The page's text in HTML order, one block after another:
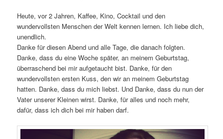
Heute, vor 2 Jahren, Kaffee, Kino, Cocktail und den
wundervollsten Menschen der Welt kennen lernen. Ich liebe dich,
unendlich.
Danke für diesen Abend und alle Tage, die danach folgten.
Danke, dass du eine Woche später, an meinem Geburtstag,
überraschend bei mir aufgetaucht bist. Danke, für den
wundervollsten ersten Kuss, den wir an meinem Geburtstag
hatten. Danke, dass du mich liebst. Und Danke, dass du nun der
Vater unserer Kleinen wirst. Danke, für alles und noch mehr,
dafür, dass ich dich bei mir haben darf.